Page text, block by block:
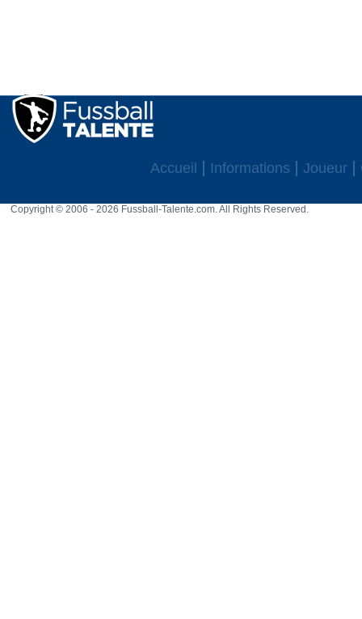
Accueil Informations Joueur
Copyright © 2006 - 2026 Fussball-Talente.com. All Rights Reserved.